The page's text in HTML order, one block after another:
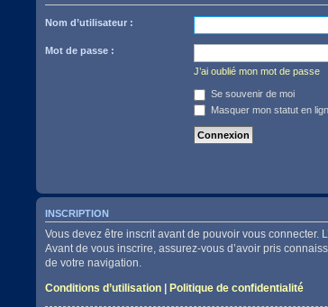
Nom d’utilisateur :
Mot de passe :
J’ai oublié mon mot de passe
Se souvenir de moi
Masquer mon statut en
INSCRIPTION
Vous devez être inscrit avant de pouvoir vous
Avant de vous inscrire, assurez-vous d’avoir pris
de votre navigation.
Conditions d’utilisation |Politique de confidentialité